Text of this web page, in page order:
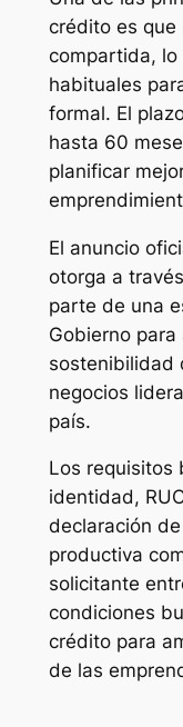
crédito es que
compartida, lo
habituales
formal. El
hasta 60
planificar
El anuncio
otorga a
parte de una
Gobierno
sostenibilidad
negocios
país.
Los requisitos
identidad,
declaración
productiva
solicitante
condiciones
crédito para
de las